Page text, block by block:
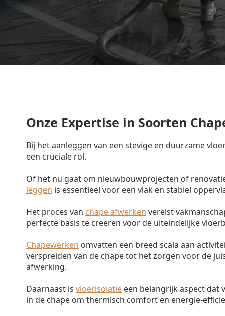
Onze Expertise in Soorten
Bij het aanleggen van een stevige en duurzame
een cruciale rol.
Of het nu gaat om nieuwbouwprojecten of
leggen is essentieel voor een vlak en stabiel
Het proces van chape afwerken vereist
perfecte basis te creëren voor de uiteindelijke
Chapewerken omvatten een breed scala aan
verspreiden van de chape tot het zorgen voor de
afwerking.
Daarnaast is vloerisolatie een belangrijk aspect dat
in de chape om thermisch comfort en energie-